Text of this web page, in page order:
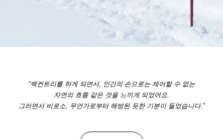
“백컨트리를 하게 되면서, 인간의 손으로는 제어할 수 없는
자연의 흐름 같은 것을 느끼게 되었어요.
그러면서 비로소, 무언가로부터 해방된 듯한 기분이 들었습니다.”